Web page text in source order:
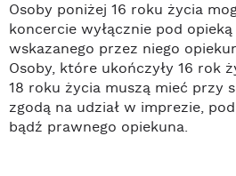
Osoby poniżej 16 roku życia
koncercie wyłącznie pod
wskazanego przez niego
Osoby, które ukończyły 16 rok
18 roku życia muszą mieć przy
zgodą na udział w imprezie,
bądź prawnego opiekuna.